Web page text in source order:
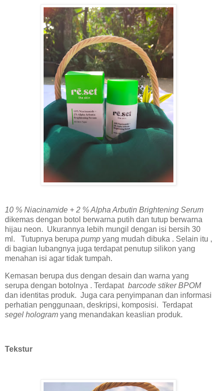
10 % Niacinamide + 2 % Alpha Arbutin Brightening Serum
dikemas dengan botol berwarna putih dan tutup berwarna
hijau neon. Ukurannya lebih mungil dengan isi bersih 30
ml. Tutupnya berupa pump yang mudah dibuka . Selain itu ,
di bagian lubangnya juga terdapat penutup silikon yang
menahan isi agar tidak tumpah.
Kemasan berupa dus dengan desain dan warna yang
serupa dengan botolnya . Terdapat barcode stiker BPOM
dan identitas produk. Juga cara penyimpanan dan informasi
perhatian penggunaan, deskripsi, komposisi. Terdapat
segel hologram yang menandakan keaslian produk.
Tekstur